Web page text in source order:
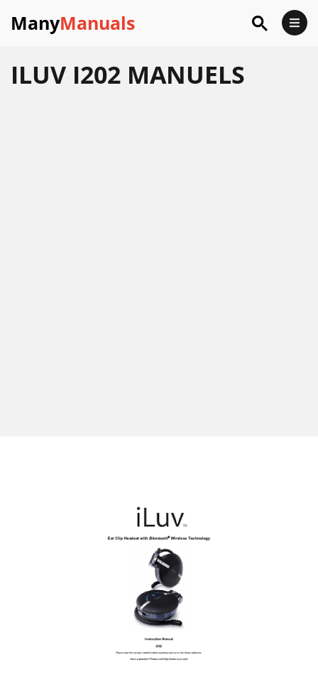
ManyManuals
ILUV I202 MANUELS